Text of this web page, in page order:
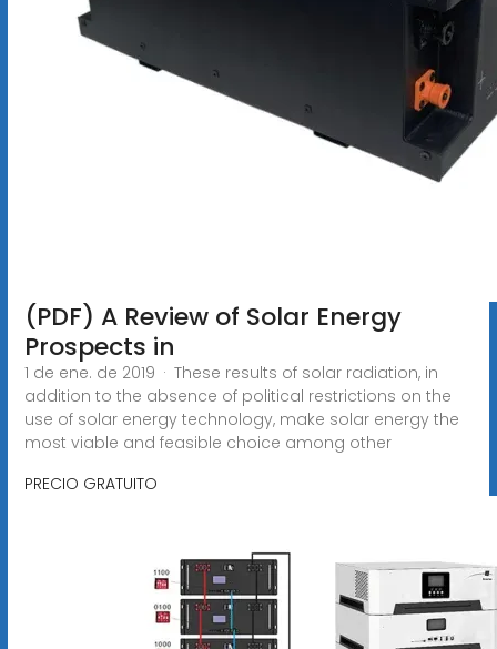
(PDF) A Review of Solar Energy
Prospects in
1 de ene. de 2019 · These results of solar radiation, in
addition to the absence of political restrictions on the
use of solar energy technology, make solar energy the
most viable and feasible choice among other
PRECIO GRATUITO